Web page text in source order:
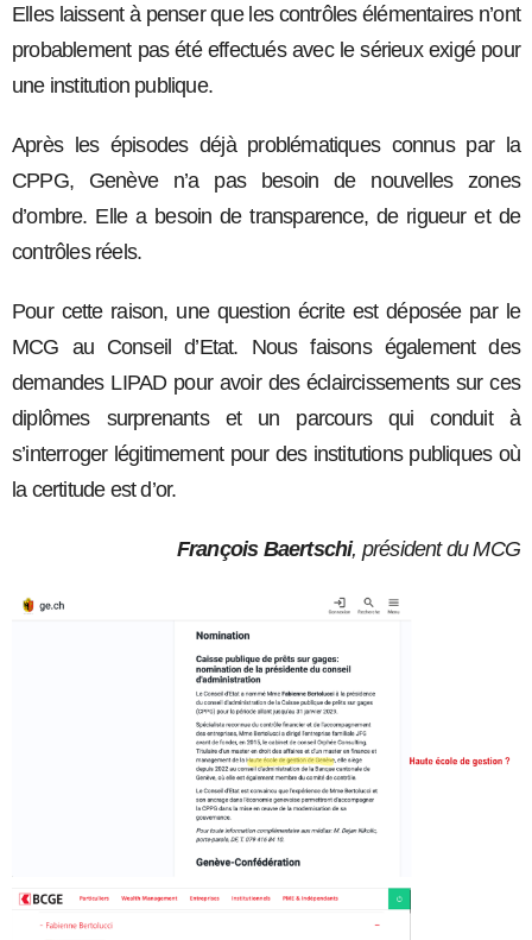
Elles laissent à penser que les contrôles élémentaires n’ont
probablement pas été effectués avec le sérieux exigé pour
une institution publique.
Après les épisodes déjà problématiques connus par la
CPPG, Genève n’a pas besoin de nouvelles zones
d’ombre. Elle a besoin de transparence, de rigueur et de
contrôles réels.
Pour cette raison, une question écrite est déposée par le
MCG au Conseil d’Etat. Nous faisons également des
demandes LIPAD pour avoir des éclaircissements sur ces
diplômes surprenants et un parcours qui conduit à
s’interroger légitimement pour des institutions publiques où
la certitude est d’or.
François Baertschi, président du MCG